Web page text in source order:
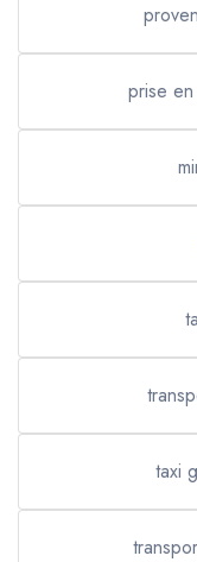
prise
taxi